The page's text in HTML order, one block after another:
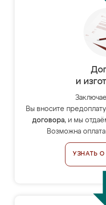
и
Вы вносите
договора, и мы
Возможна
УЗНАТЬ